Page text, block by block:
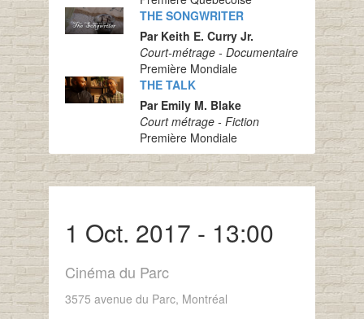
THE SONGWRITER
Par Keith E. Curry Jr.
Court-métrage - Documentaire
Première Mondiale
THE TALK
Par Emily M. Blake
Court métrage - Fiction
Première Mondiale
1 Oct. 2017 - 13:00
Cinéma du Parc
3575 avenue du Parc, Montréal